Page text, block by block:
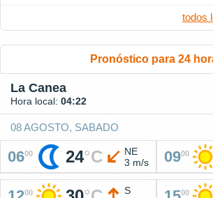
todos
Pronóstico para 24
La Canea
Hora local: 04:22
08 AGOSTO, SABADO
0600 24°C
NE
3 m/s
0900
00
S
00